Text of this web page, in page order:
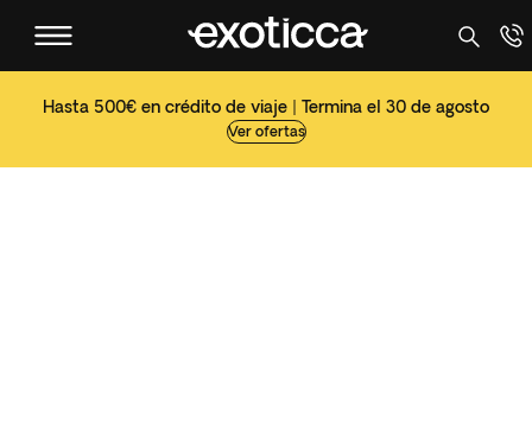
Hasta 500€ en crédito de viaje | Termina el 30 de agosto
Ver ofertas